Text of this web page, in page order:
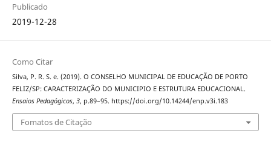
Publicado
2019-12-28
Como Citar
Silva, P. R. S. e. (2019). O CONSELHO MUNICIPAL DE EDUCAÇÃO DE PORTO
FELIZ/SP: CARACTERIZAÇÃO DO MUNICIPIO E ESTRUTURA EDUCACIONAL.
Ensaios Pedagógicos, 3, p.89–95. https://doi.org/10.14244/enp.v3i.183
Fomatos de Citação